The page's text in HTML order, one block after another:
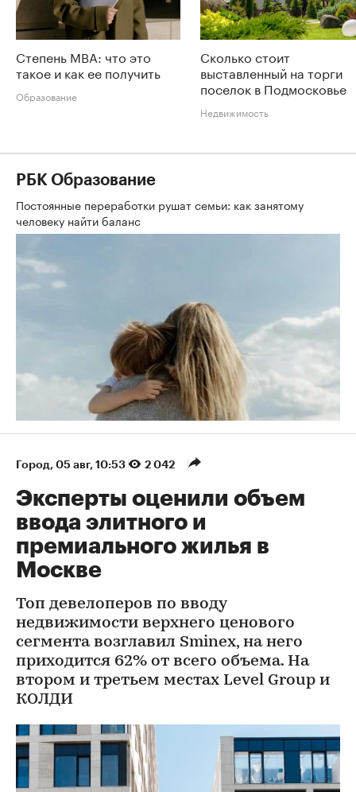
Степень MBA: что это
такое и как ее получить
Образование
Сколько стоит
выставленный на торги
поселок в Подмосковье
Недвижимость
РБК Образование
Постоянные переработки рушат семьи: как занятому
человеку найти баланс
Город 05 авг, 10:53 2 042
Эксперты оценили объем
ввода элитного и
премиального жилья в
Москве
Топ девелоперов по вводу
недвижимости верхнего ценового
сегмента возглавил Sminex, на него
приходится 62% от всего объема. На
втором и третьем местах Level Group и
КОЛДИ